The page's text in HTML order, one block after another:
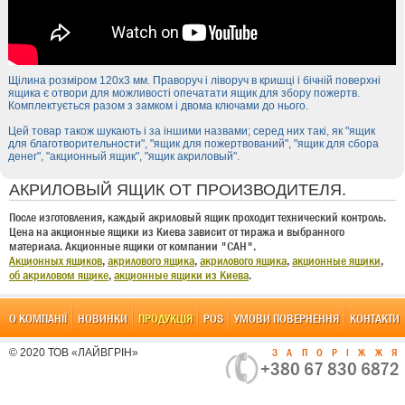
АКРИЛОВЫЙ ЯЩИК ОТ ПРОИЗВОДИТЕЛЯ.
После изготовления, каждый акриловый ящик проходит технический контроль.
Цена на акционные ящики из Киева зависит от тиража и выбранного
материала. Акционные ящики от компании "САН".
Акционных ящиков,акрилового ящика,акрилового ящика,акционные ящики,
об акриловом ящике,акционные ящики из Киева.
Щілина розміром 120х3 мм. Праворуч і ліворуч в кришці і бічній поверхні
ящика є отвори для можливості опечатати ящик для збору пожертв.
Комплектується разом з замком і двома ключами до нього.
Цей товар також шукають і за іншими назвами; серед них такі, як "ящик
для благотворительности", "ящик для пожертвований", "ящик для сбора
денег", "акционный ящик", "ящик акриловый".
О КОМПАНІЇ НОВИНКИ ПРОДУКЦІЯ POS УМОВИ ПОВЕРНЕННЯ КОНТАКТИ
© 2020 ТОВ «ЛАЙВГРІН» ЗАПОРІЖЖЯ
+380 67 830 6872